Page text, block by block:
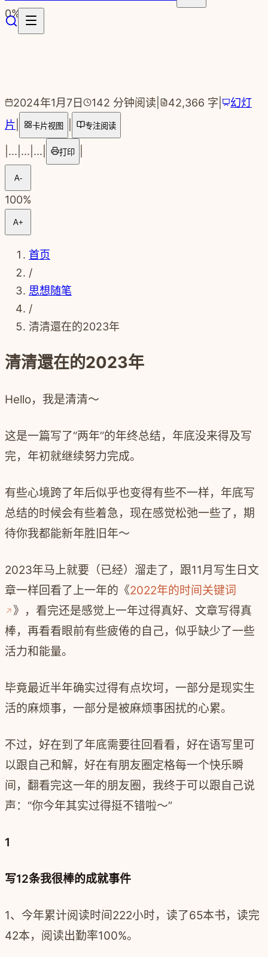
跳转到主要内容
0%
2024年1月7日 142 分钟阅读 42,366 字
幻灯
片
卡片视图 专注阅读
... ... ... 打印
A-
100%
A+
首页
/
思想随笔
/
清清還在的2023年
清清還在的2023年
Hello，我是清清～
这是一篇写了“两年”的年终总结，年底没来得及写
完，年初就继续努力完成。
有些心境跨了年后似乎也变得有些不一样，年底写
总结的时候会有些着急，现在感觉松弛一些了，期
待你我都能新年胜旧年～
2023年马上就要（已经）溜走了，跟11月写生日文
章一样回看了上一年的《2022年的时间关键词
》，看完还是感觉上一年过得真好、文章写得真
棒，再看看眼前有些疲倦的自己，似乎缺少了一些
活力和能量。
毕竟最近半年确实过得有点坎坷，一部分是现实生
活的麻烦事，一部分是被麻烦事困扰的心累。
不过，好在到了年底需要往回看看，好在语写里可
以跟自己和解，好在有朋友圈定格每一个快乐瞬
间，翻看完这一年的朋友圈，我终于可以跟自己说
声：“你今年其实过得挺不错啦～”
1
写12条我很棒的成就事件
1、今年累计阅读时间222小时，读了65本书，读完
42本，阅读出勤率100%。